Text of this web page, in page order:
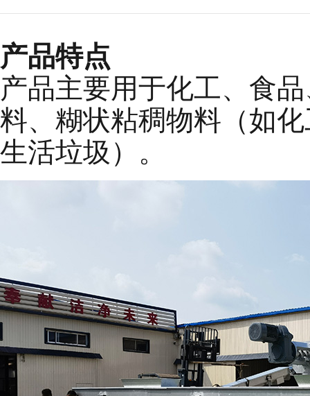
产品特点
产品主要用于化工、食
料、糊状粘稠物料（如
生活垃圾）。